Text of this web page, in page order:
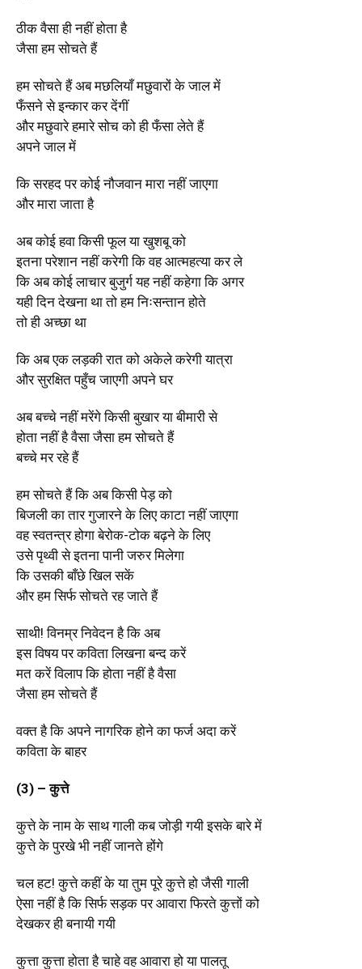
ठीक वैसा ही नहीं होता है
जैसा हम सोचते हैं
हम सोचते हैं अब मछलियाँ मछुवारों के जाल में
फँसने से इन्कार कर देंगीं
और मछुवारे हमारे सोच को ही फँसा लेते हैं
अपने जाल में
कि सरहद पर कोई नौजवान मारा नहीं जाएगा
और मारा जाता है
अब कोई हवा किसी फूल या खुशबू को
इतना परेशान नहीं करेगी कि वह आत्महत्या कर ले
कि अब कोई लाचार बुजुर्ग यह नहीं कहेगा कि अगर
यही दिन देखना था तो हम निःसन्तान होते
तो ही अच्छा था
कि अब एक लड़की रात को अकेले करेगी यात्रा
और सुरक्षित पहुँच जाएगी अपने घर
अब बच्चे नहीं मरेंगे किसी बुखार या बीमारी से
होता नहीं है वैसा जैसा हम सोचते हैं
बच्चे मर रहे हैं
हम सोचते हैं कि अब किसी पेड़ को
बिजली का तार गुजारने के लिए काटा नहीं जाएगा
वह स्वतन्त्र होगा बेरोक-टोक बढ़ने के लिए
उसे पृथ्वी से इतना पानी जरुर मिलेगा
कि उसकी बाँछे खिल सकें
और हम सिर्फ सोचते रह जाते हैं
साथी! विनम्र निवेदन है कि अब
इस विषय पर कविता लिखना बन्द करें
मत करें विलाप कि होता नहीं है वैसा
जैसा हम सोचते हैं
वक्त है कि अपने नागरिक होने का फर्ज अदा करें
कविता के बाहर
(3) – कुत्ते
कुत्ते के नाम के साथ गाली कब जोड़ी गयी इसके बारे में
कुत्ते के पुरखे भी नहीं जानते होंगे
चल हट! कुत्ते कहीं के या तुम पूरे कुत्ते हो जैसी गाली
ऐसा नहीं है कि सिर्फ सड़क पर आवारा फिरते कुत्तों को
देखकर ही बनायी गयी
कुत्ता कुत्ता होता है चाहे वह आवारा हो या पालतू